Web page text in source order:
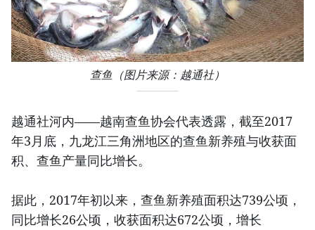
查鱼（图片来源：越通社）
越通社河内——越南查鱼协会代表透露，截至2017
年3月底，九龙江三角洲地区的查鱼新养殖与收获面
积、查鱼产量同比增长。
据此，2017年初以来，查鱼新养殖面积达739公顷，
同比增长26公顷，收获面积达672公顷，增长